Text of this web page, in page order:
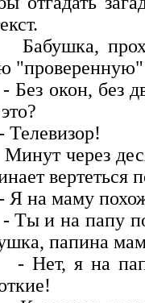
"проверенную"
окон, без
через
вертеться
на маму
и на папу
папина
я на папу